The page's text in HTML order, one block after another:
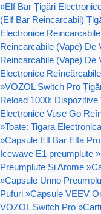
»Elf Bar Țigări
(Elf Bar Reincarcabil)
Electronice
Reincarcabile (Vape) De
Reincarcabile (Vape) De
Electronice Reîncărcabile
»VOZOL Switch Pro
Reload 1000:
Electronice Vuse Go
»Toate: Tigara
»Capsule Elf Bar Elfa Pro
Icewave E1 preumplute »
Preumplute Și Arome »
»Capsule Unno
Pufuri »Capsule VEEV
VOZOL Switch Pro »